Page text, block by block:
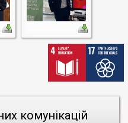
комунікацій